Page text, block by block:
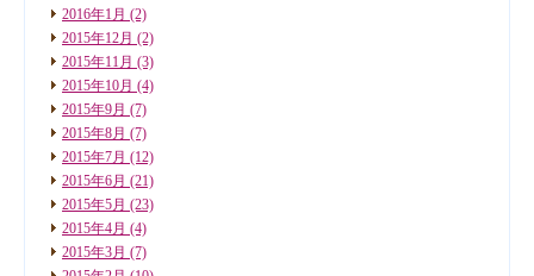
2016年1月 (2)
2015年12月 (2)
2015年11月 (3)
2015年10月 (4)
2015年9月 (7)
2015年8月 (7)
2015年7月 (12)
2015年6月 (21)
2015年5月 (23)
2015年4月 (4)
2015年3月 (7)